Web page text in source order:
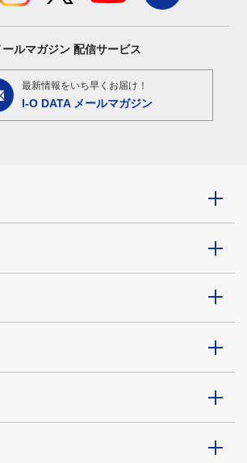
ールマガジン 配信サービス
最新情報をいち早くお届け！
I-O DATA メールマガジン